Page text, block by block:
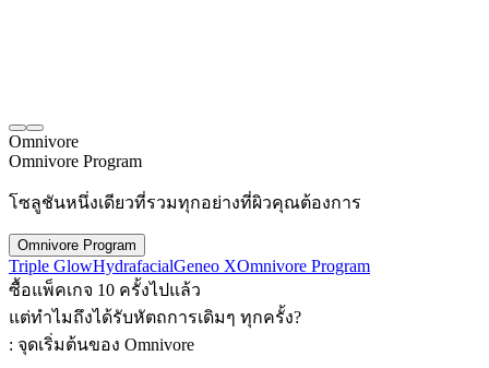
Omnivore
Omnivore Program
โซลูชันหนึ่งเดียวที่รวมทุกอย่างที่ผิวคุณต้องการ
Omnivore Program
Triple GlowHydrafacialGeneo XOmnivore Program
ซื้อแพ็คเกจ 10 ครั้งไปแล้ว
แต่ทำไมถึงได้รับหัตถการเดิมๆ ทุกครั้ง?
: จุดเริ่มต้นของ Omnivore